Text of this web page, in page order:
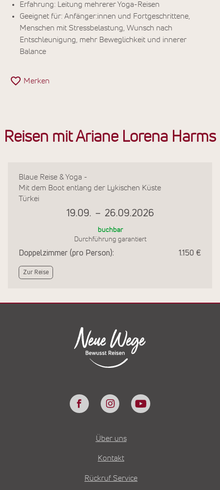
Erfahrung: Leitung mehrerer Yoga-Reisen
Geeignet für: Anfänger:innen und Fortgeschrittene,
Menschen mit Stressbelastung, Wunsch nach
Entschleunigung, mehr Beweglichkeit und innerer
Balance
Merken
Reisen mit Ariane Lorena Harms
Blaue Reise & Yoga -
Mit dem Boot entlang der Lykischen Küste
Türkei
19.09. – 26.09.2026
buchbar
Durchführung garantiert
Doppelzimmer (pro Person): 1.150 €
Zur Reise
Über uns
Kontakt
Rückruf Service